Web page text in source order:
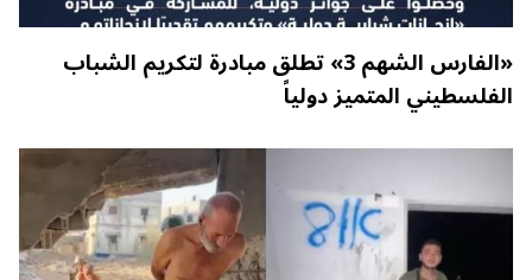
«الفارس الشهم 3» تطلق مبادرة لتكريم الشباب
الفلسطيني المتميز دولياً